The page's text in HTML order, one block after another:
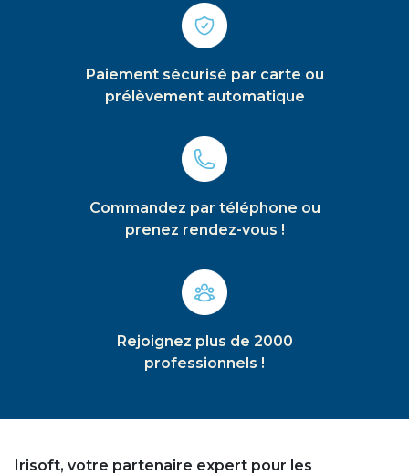
Paiement sécurisé par carte ou
prélèvement automatique
Commandez par téléphone ou
prenez rendez-vous !
Rejoignez plus de 2000
professionnels !
Irisoft, votre partenaire expert pour les